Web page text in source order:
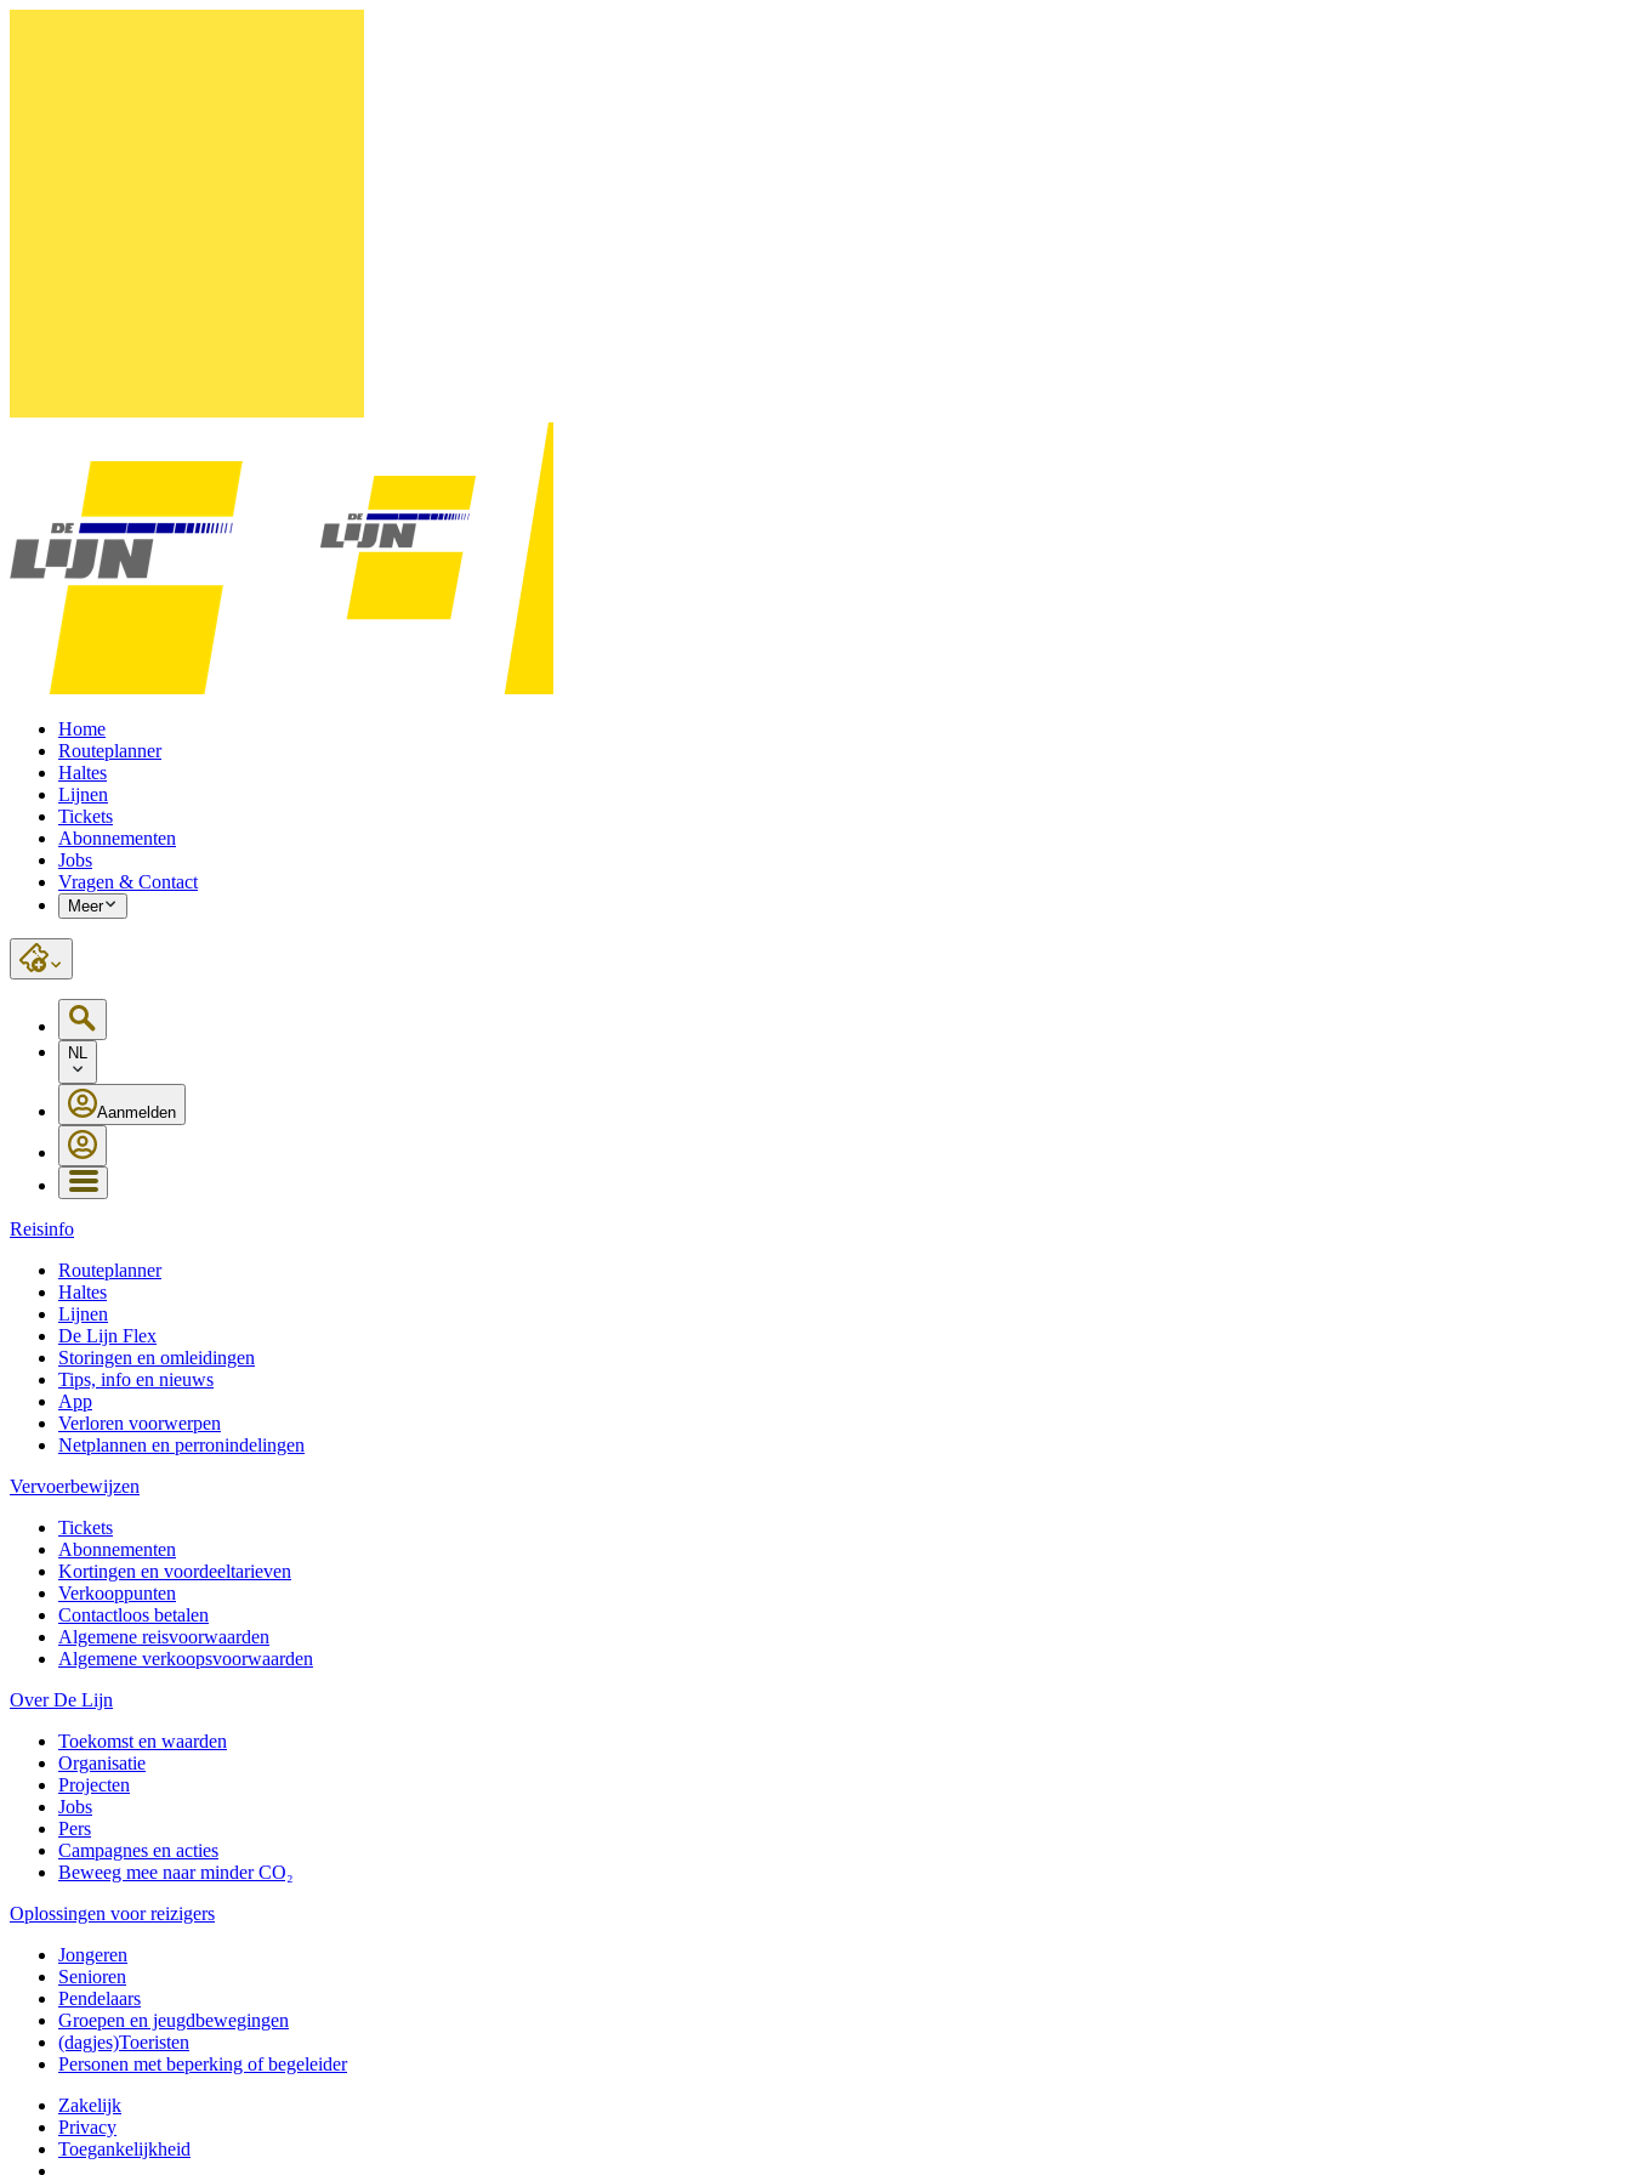
Home
Routeplanner
Haltes
Lijnen
Tickets
Abonnementen
Jobs
Vragen & Contact
Meer
NL
Aanmelden
Reisinfo
Routeplanner
Haltes
Lijnen
De Lijn Flex
Storingen en omleidingen
Tips, info en nieuws
App
Verloren voorwerpen
Netplannen en perronindelingen
Vervoerbewijzen
Tickets
Abonnementen
Kortingen en voordeeltarieven
Verkooppunten
Contactloos betalen
Algemene reisvoorwaarden
Algemene verkoopsvoorwaarden
Over De Lijn
Toekomst en waarden
Organisatie
Projecten
Jobs
Pers
Campagnes en acties
Beweeg mee naar minder CO₂
Oplossingen voor reizigers
Jongeren
Senioren
Pendelaars
Groepen en jeugdbewegingen
(dagjes)Toeristen
Personen met beperking of begeleider
Zakelijk
Privacy
Toegankelijkheid